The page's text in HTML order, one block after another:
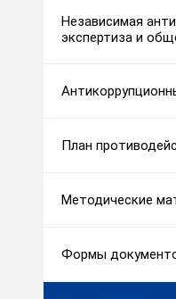
Независимая
экспертиза и
План
Методические
Формы